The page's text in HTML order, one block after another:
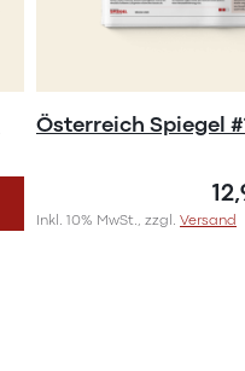
Österreich Spiegel
Inkl. 10% MwSt., zzgl. Versand